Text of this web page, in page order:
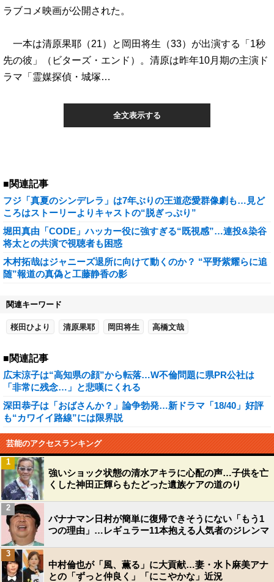
ラブコメ映画が公開された。
一本は清原果耶（21）と岡田将生（33）が出演する「1秒
先の彼」（ビターズ・エンド）。清原は昨年10月期の主演ド
ラマ「霊媒探偵・城塚…
全文表示する
■関連記事
フジ「真夏のシンデレラ」は7年ぶりの王道恋愛群像劇も…見ど
ころはストーリーよりキャストの“脱ぎっぷり”
堀田真由「CODE」ハッカー役に強すぎる“既視感”…連投&染谷
将太との共演で視聴者も困惑
木村拓哉はジャニーズ退所に向けて動くのか？ “平野紫耀らに追
随”報道の真偽と工藤静香の影
関連キーワード
桜田ひより 清原果耶 岡田将生 高橋文哉
■関連記事
広末涼子は“高知県の顔”から転落…W不倫問題に県PR公社は
「非常に残念…」と悲嘆にくれる
深田恭子は「おばさんか？」論争勃発…新ドラマ「18/40」好評
も“カワイイ路線”には限界説
芸能のアクセスランキング
強いショック状態の清水アキラに心配の声…子供を亡
くした神田正輝らもたどった遺族ケアの道のり
1
バナナマン日村が簡単に復帰できそうにない「もう1
つの理由」…レギュラー11本抱える人気者のジレンマ
2
中村倫也が「風、薫る」に大貢献…妻・水卜麻美アナ
との「ずっと仲良く」「にこやかな」近況
3